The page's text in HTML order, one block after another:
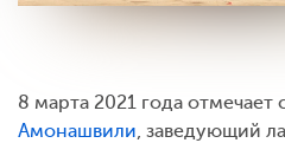
8 марта 2021 года отмечает
Амонашвили, заведующий